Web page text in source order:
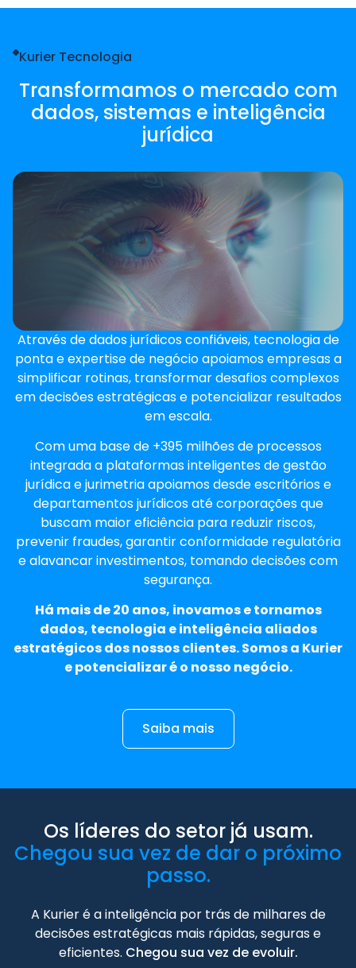
Kurier Tecnologia
Transformamos o mercado com
dados, sistemas e inteligência
jurídica
Através de dados jurídicos confiáveis, tecnologia de
ponta e expertise de negócio apoiamos empresas a
simplificar rotinas, transformar desafios complexos
em decisões estratégicas e potencializar resultados
em escala.
Com uma base de +395 milhões de processos
integrada a plataformas inteligentes de gestão
jurídica e jurimetria apoiamos desde escritórios e
departamentos jurídicos até corporações que
buscam maior eficiência para reduzir riscos,
prevenir fraudes, garantir conformidade regulatória
e alavancar investimentos, tomando decisões com
segurança.
Há mais de 20 anos, inovamos e tornamos
dados, tecnologia e inteligência aliados
estratégicos dos nossos clientes. Somos a Kurier
e potencializar é o nosso negócio.
Saiba mais
Os líderes do setor já usam.
Chegou sua vez de dar o próximo
passo.
A Kurier é a inteligência por trás de milhares de
decisões estratégicas mais rápidas, seguras e
eficientes. Chegou sua vez de evoluir.